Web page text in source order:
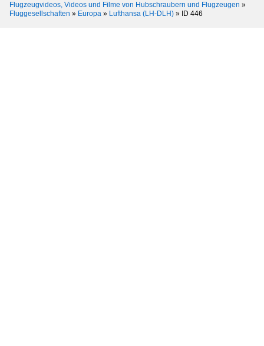
Flugzeugvideos, Videos und Filme von Hubschraubern und Flugzeugen »
Fluggesellschaften » Europa » Lufthansa (LH-DLH) » ID 446